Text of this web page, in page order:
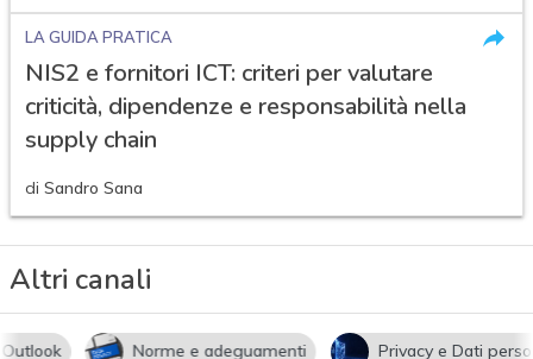
LA GUIDA PRATICA
NIS2 e fornitori ICT: criteri per valutare
criticità, dipendenze e responsabilità nella
supply chain
di Sandro Sana
Altri canali
Norme e adeguamenti Privacy e Dati